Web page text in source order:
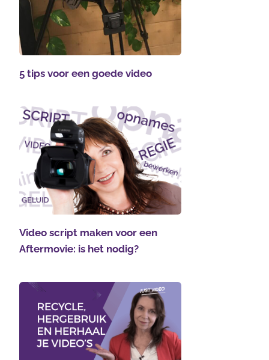
5 tips voor een goede video
Video script maken voor een
Aftermovie: is het nodig?